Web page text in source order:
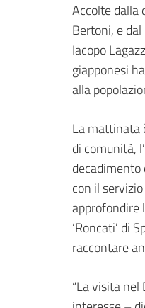
Accolte dalla
Bertoni, e
Iacopo
giapponesi
alla
La mattinata
di comunità,
con il
approfondire
‘Roncati’ di
raccontare
“La visita